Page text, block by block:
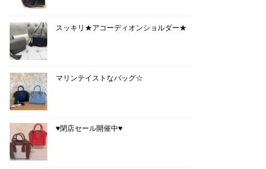
スッキリ★アコーディオンショルダー★
マリンテイストなバッグ☆
♥閉店セール開催中♥